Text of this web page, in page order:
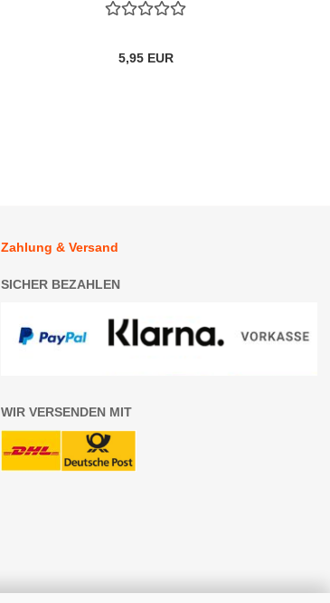
5,95 EUR
Zahlung & Versand
SICHER BEZAHLEN
WIR VERSENDEN MIT